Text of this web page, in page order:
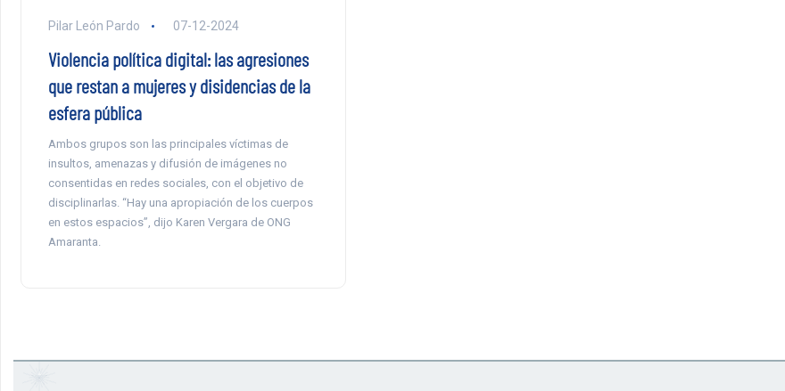
Pilar León Pardo 07-12-2024
Violencia política digital: las agresiones
que restan a mujeres y disidencias de la
esfera pública
Ambos grupos son las principales víctimas de
insultos, amenazas y difusión de imágenes no
consentidas en redes sociales, con el objetivo de
disciplinarlas. “Hay una apropiación de los cuerpos
en estos espacios”, dijo Karen Vergara de ONG
Amaranta.